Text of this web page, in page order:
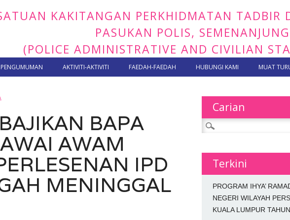
KAKITANGAN PERKHIDMATAN TADBIR
PASUKAN POLIS,
(POLICE ADMINISTRATIVE AND CIVILIAN
PENGUMUMAN AKTIVITI-AKTIVITI FAEDAH-FAEDAH HUBUNGI KAMI MUAT
BAPA
AWAM
IPD
MENINGGAL
Carian
Search for:
Terkini
PROGRAM IHYA’
NEGERI WILAYAH
KUALA LUMPUR